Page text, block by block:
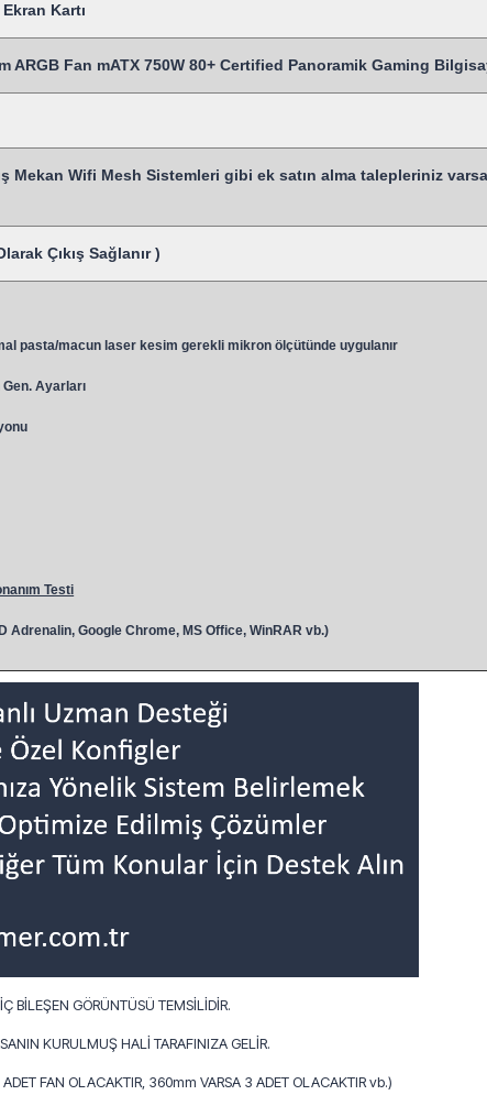
Kartı
ARGB Fan mATX 750W 80+ Certified Panoramik Gaming
Mekan Wifi Mesh Sistemleri gibi ek satın alma talepleriniz
Çıkış Sağlanır )
pasta/macun laser kesim gerekli mikron ölçütünde uygulanır
Ayarları
Testi
Google Chrome, MS Office, WinRAR vb.)
BİLEŞEN GÖRÜNTÜSÜ TEMSİLİDİR.
KURULMUŞ HALİ TARAFINIZA GELİR.
FAN OLACAKTIR, 360mm VARSA 3 ADET OLACAKTIR vb.)